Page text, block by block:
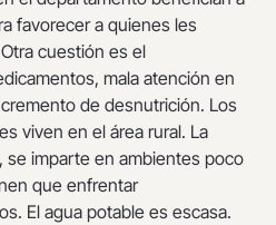
favorecer a quienes les
cuestión es el
mala atención en
de desnutrición. Los
viven en el área rural. La
se imparte en ambientes poco
que enfrentar
El agua potable es escasa.